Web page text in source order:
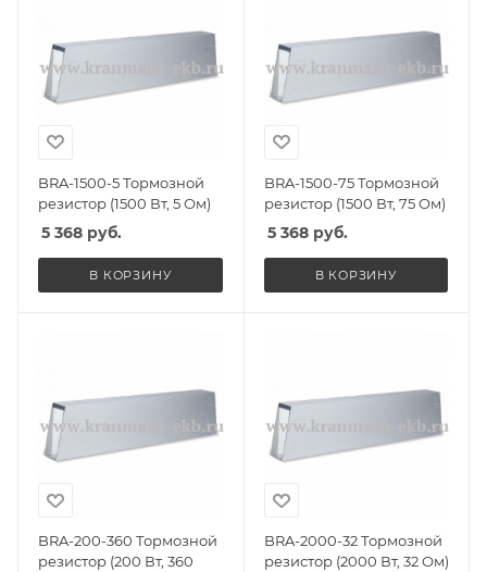
BRA-1500-5 Тормозной
резистор (1500 Вт, 5 Ом)
5 368 руб.
В КОРЗИНУ
BRA-1500-75 Тормозной
резистор (1500 Вт, 75 Ом)
5 368руб.
В КОРЗИНУ
BRA-200-360 Тормозной
резистор (200 Вт, 360
BRA-2000-32 Тормозной
резистор (2000 Вт, 32 Ом)